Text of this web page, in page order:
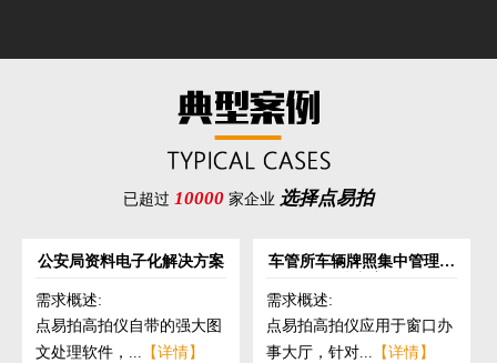
已超过 10000 家企业 选择点易拍
公安局资料电子化解决方案
需求概述:
点易拍高拍仪自带的强大图
文处理软件，... 【详情】
车管所车辆牌照集中管理解
需求概述:
点易拍高拍仪应用于窗口办
事大厅，针对... 【详情】